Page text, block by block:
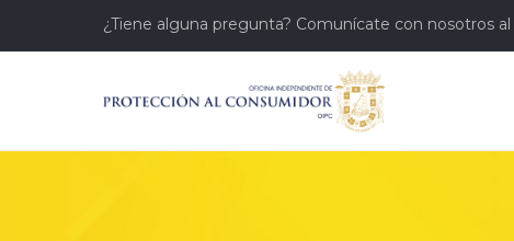
¿Tiene alguna pregunta? Comunícate con nosotros al